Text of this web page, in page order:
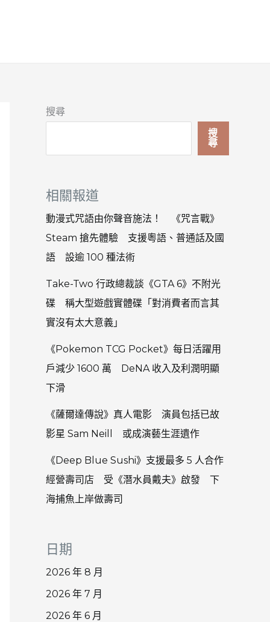
搜尋
搜
尋
相關報道
動漫式咒語由你聲音施法！ 《咒言戰》
Steam 搶先體驗 支援粵語、普通話及國
語 設逾 100 種法術
Take-Two 行政總裁談《GTA 6》不附光
碟 稱大型遊戲實體碟「對消費者而言其
實沒有太大意義」
《Pokemon TCG Pocket》每日活躍用
戶減少 1600 萬 DeNA 收入及利潤明顯
下滑
《薩爾達傳說》真人電影 演員包括已故
影星 Sam Neill 或成演藝生涯遺作
《Deep Blue Sushi》支援最多 5 人合作
經營壽司店 受《潛水員戴夫》啟發 下
海捕魚上岸做壽司
日期
2026 年 8 月
2026 年 7 月
2026 年 6 月